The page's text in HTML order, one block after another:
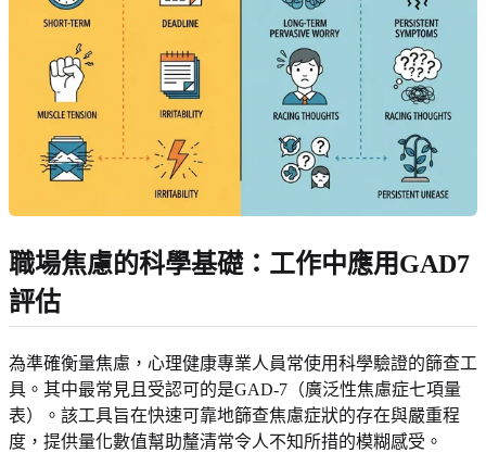
職場焦慮的科學基礎：工作中應用GAD7
評估
為準確衡量焦慮，心理健康專業人員常使用科學驗證的篩查工
具。其中最常見且受認可的是GAD-7（廣泛性焦慮症七項量
表）。該工具旨在快速可靠地篩查焦慮症狀的存在與嚴重程
度，提供量化數值幫助釐清常令人不知所措的模糊感受。